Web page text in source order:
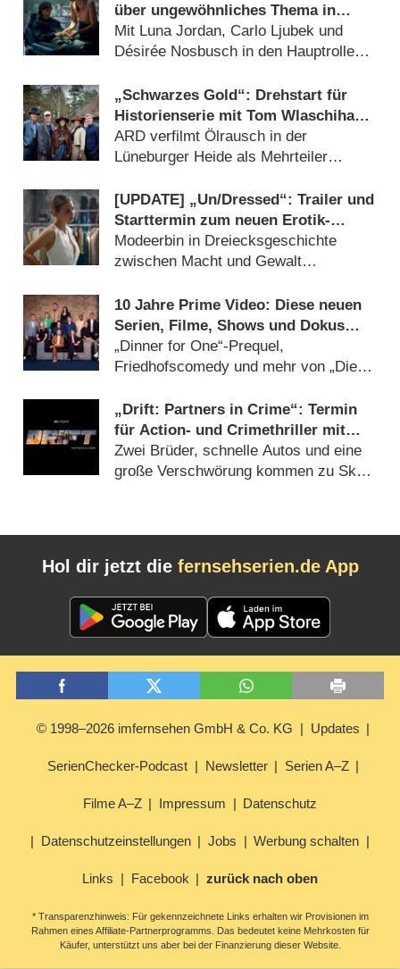
über ungewöhnliches Thema in
Arbeit
Mit Luna Jordan, Carlo Ljubek und
Désirée Nosbusch in den Hauptrollen
„Schwarzes Gold“: Drehstart für
Historienserie mit Tom Wlaschiha
(„Game of Thrones“) und „Maxton
Hall“-Star Harriet Herbig-Matten
ARD verfilmt Ölrausch in der
Lüneburger Heide als Mehrteiler
[UPDATE] „Un/​Dressed“: Trailer und
Starttermin zum neuen Erotik-
Thriller mit Lena Meckel
Modeerbin in Dreiecksgeschichte
zwischen Macht und Gewalt
10 Jahre Prime Video: Diese neuen
Serien, Filme, Shows und Dokus
starten 2024/​25
„Dinner for One“-Prequel,
Friedhofscomedy und mehr von „Die
„Drift: Partners in Crime“: Termin
für Action- und Crimethriller mit
Ken Duken
Zwei Brüder, schnelle Autos und eine
große Verschwörung kommen zu Sky
Hol dir jetzt die fernsehserien.de App
© 1998–2026 imfernsehen GmbH & Co. KG Updates
SerienChecker-Podcast Newsletter Serien A–Z
Filme A–Z Impressum Datenschutz
Datenschutzeinstellungen Jobs Werbung schalten
Links Facebook zurück nach oben
* Transparenzhinweis: Für gekennzeichnete Links erhalten wir Provisionen im
Rahmen eines Affiliate-Partnerprogramms. Das bedeutet keine Mehrkosten für
Käufer, unterstützt uns aber bei der Finanzierung dieser Website.